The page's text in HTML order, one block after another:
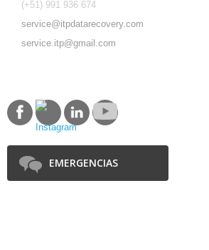
(+51) 991 936 674
service@itpdatarecovery.com
service.itp@gmail.com
EMERGENCIAS